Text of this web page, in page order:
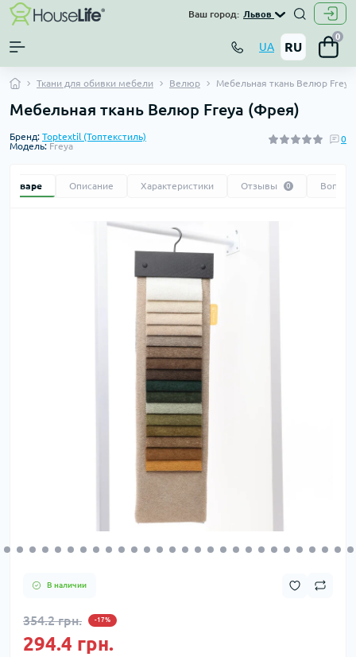
Ваш город: Львов
UA RU
0
Ткани для обивки мебели Велюр Мебельная ткань Велюр
Мебельная ткань Велюр Freya (Фрея)
Бренд: Toptextil (Топтекстиль)
Модель: Freya
0
товаре Описание Характеристики Отзывы 0
В наличии
354.2 грн. -17%
294.4 грн.